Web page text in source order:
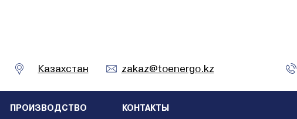
Казахстан zakaz@toenergo.kz
ПРОИЗВОДСТВО КОНТАКТЫ